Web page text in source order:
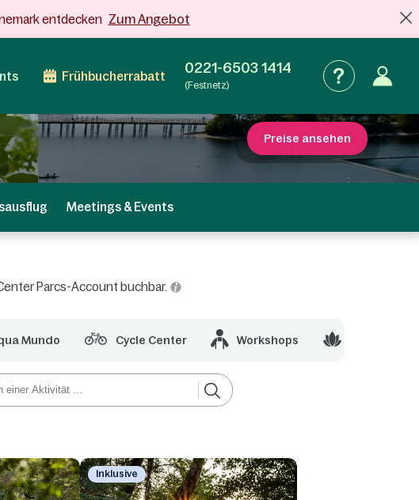
entdecken Zum Angebot
Frühbucherrabatt 0221-6503 1414
(Festnetz)
Preise ansehen
Meetings & Events
Parcs-Account buchbar.
Mundo Cycle Center Workshops
Inklusive